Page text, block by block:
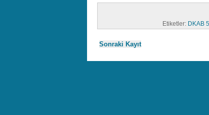
Etiketler: DKAB
Sonraki Kayıt